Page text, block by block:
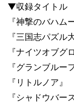
▼収録タイトル
『神撃のバハム
『三国志パズル
『ナイツオブグ
『グランブルー
『リトルノア』
『シャドウバース